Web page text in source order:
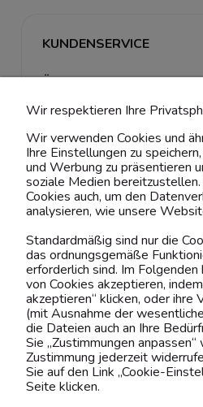
Kontaktiere uns!
0151 12200811
shop@yourhouse24.eu
Mo. - Fr. 07:00-15:00
KUNDENSERVICE
ÜBER UNS &
MEIN ACCOUNT
BELIEBTE KATEGORIEN
Wir respektieren Ihre
Wir verwenden Cookies und
Ihre Einstellungen zu
und Werbung zu präsentieren
soziale Medien
Cookies auch, um den
analysieren, wie unsere
Standardmäßig sind nur die
das ordnungsgemäße
erforderlich sind. Im
von Cookies akzeptieren,
akzeptieren“ klicken, oder ihre
(mit Ausnahme der
die Dateien auch an Ihre
Sie „Zustimmungen
Zustimmung jederzeit
Sie auf den Link „Cookie-
Seite klicken.